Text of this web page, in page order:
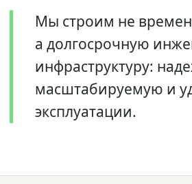
Мы строим не
а долгосрочную
инфраструктуру:
масштабируемую и
эксплуатации.